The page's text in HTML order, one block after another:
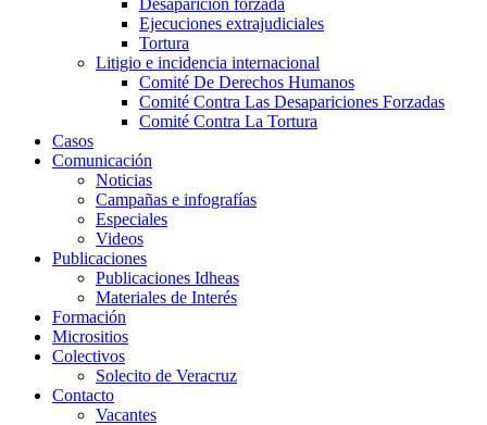
Desaparición forzada​
Ejecuciones extrajudiciales
Tortura
Litigio e incidencia internacional
Comité De Derechos Humanos​
Comité Contra Las Desapariciones Forzadas
Comité Contra La Tortura​
Casos
Comunicación
Noticias
Campañas e infografías
Especiales
Videos
Publicaciones
Publicaciones Idheas
Materiales de Interés
Formación
Micrositios
Colectivos
Solecito de Veracruz
Contacto
Vacantes